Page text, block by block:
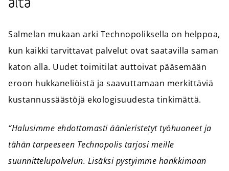
alta
Salmelan mukaan arki Technopoliksella on helppoa,
kun kaikki tarvittavat palvelut ovat saatavilla saman
katon alla. Uudet toimitilat auttoivat pääsemään
eroon hukkaneliöistä ja saavuttamaan merkittäviä
kustannussäästöjä ekologisuudesta tinkimättä.
“Halusimme ehdottomasti äänieristetyt työhuoneet ja
tähän tarpeeseen Technopolis tarjosi meille
suunnittelupalvelun. Lisäksi pystyimme hankkimaan